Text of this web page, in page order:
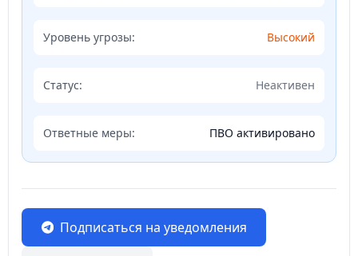
Уровень угрозы: Высокий
Статус: Неактивен
Ответные меры: ПВО активировано
Подписаться на уведомления